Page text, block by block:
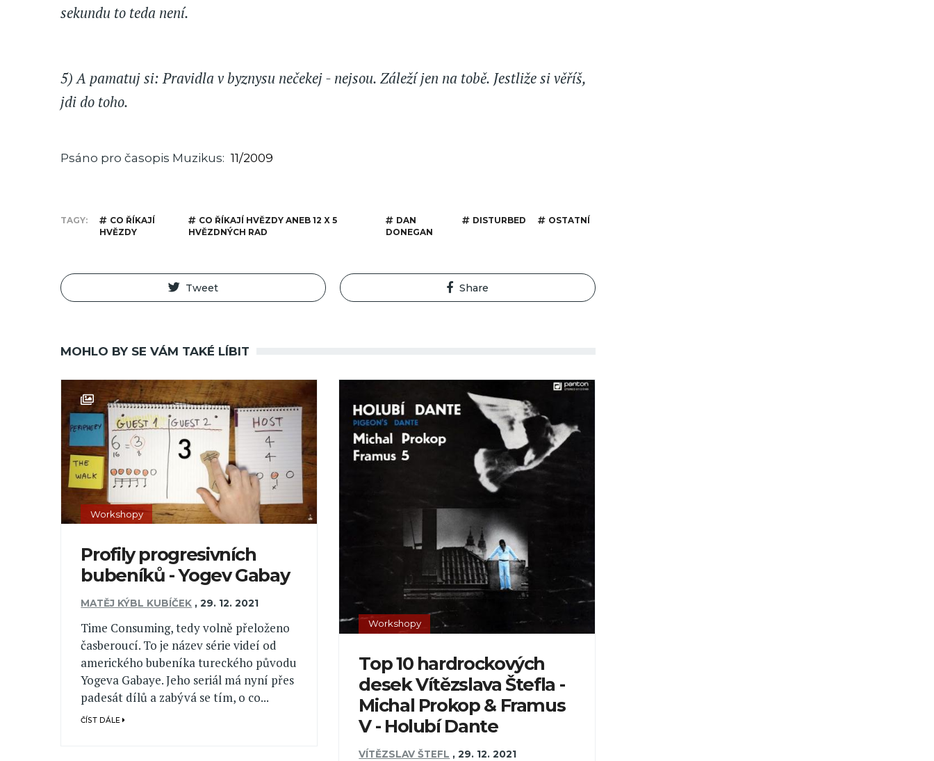
sekundu to teda není.
5) A pamatuj si: Pravidla v byznysu nečekej - nejsou. Záleží jen na tobě. Jestliže si věříš,
jdi do toho.
Psáno pro časopis Muzikus 11/2009
TAGY
CO ŘÍKAJÍ
HVĚZDY
CO ŘÍKAJÍ HVĚZDY ANEB 12 X 5
HVĚZDNÝCH RAD
DAN
DONEGAN
DISTURBED OSTATNÍ
Tweet Share
MOHLO BY SE VÁM TAKÉ LÍBIT
Workshopy
Profily progresivních
bubeníků - Yogev Gabay
MATĚJ KÝBL KUBÍČEK ,29. 12. 2021
Time Consuming, tedy volně přeloženo
časberoucí. To je název série videí od
amerického bubeníka tureckého původu
Yogeva Gabaye. Jeho seriál má nyní přes
padesát dílů a zabývá se tím, o co...
ČÍST DÁLE
Workshopy
Top 10 hardrockových
desek Vítězslava Štefla -
Michal Prokop & Framus
V - Holubí Dante
VÍTĚZSLAV ŠTEFL ,29. 12. 2021